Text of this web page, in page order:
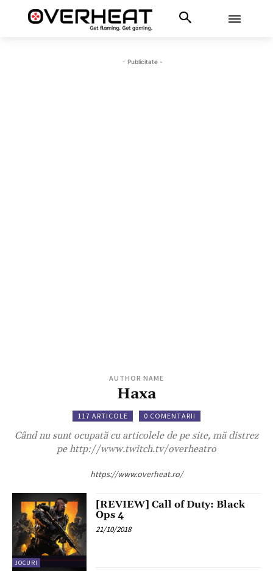
- Publicitate -
AUTHOR NAME
Haxa
117 ARTICOLE 0 COMENTARII
Când nu sunt ocupată cu articolele de pe site, mă distrez
pe http://www.twitch.tv/overheatro
https://www.overheat.ro/
JOCURI
[REVIEW] Call of Duty: Black
Ops 4
21/10/2018